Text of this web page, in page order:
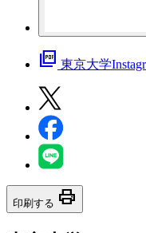
picture_as_pdf 東京大学
印刷する print